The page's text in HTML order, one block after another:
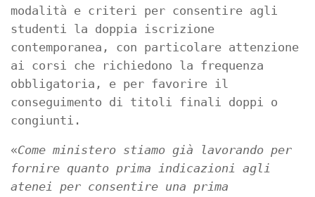
modalità e criteri per consentire agli
studenti la doppia iscrizione
contemporanea, con particolare attenzione
ai corsi che richiedono la frequenza
obbligatoria, e per favorire il
conseguimento di titoli finali doppi o
congiunti.
«Come ministero stiamo già lavorando per
fornire quanto prima indicazioni agli
atenei per consentire una prima